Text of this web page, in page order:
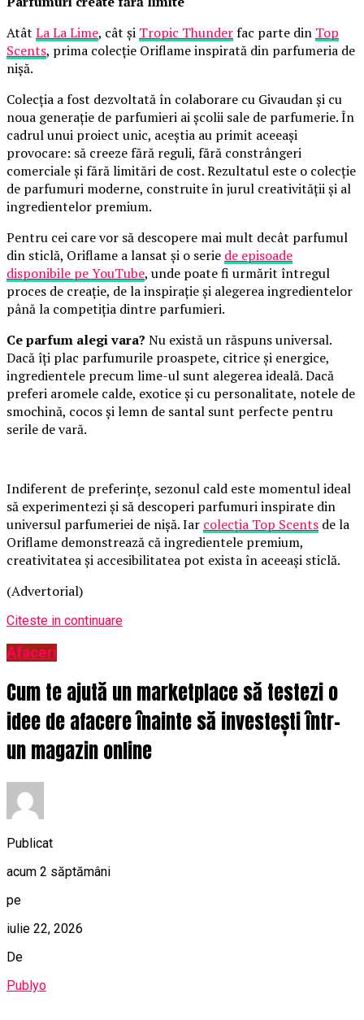
Atât La La Lime, cât și Tropic Thunderfac parte din Top
Scents, prima colecție Oriflame inspirată din parfumeria de
nișă.
Colecția a fost dezvoltată în colaborare cu Givaudan și cu
noua generație de parfumieri ai școlii sale de parfumerie. În
cadrul unui proiect unic, aceștia au primit aceeași
provocare: să creeze fără reguli, fără constrângeri
comerciale și fără limitări de cost. Rezultatul este o colecție
de parfumuri moderne, construite în jurul creativității și al
ingredientelor premium.
Pentru cei care vor să descopere mai mult decât parfumul
din sticlă, Oriflame a lansat și o serie de episoade
disponibile pe YouTube, unde poate fi urmărit întregul
proces de creație, de la inspirație și alegerea ingredientelor
până la competiția dintre parfumieri.
Ce parfum alegi vara? Nu există un răspuns universal.
Dacă îți plac parfumurile proaspete, citrice și energice,
ingredientele precum lime-ul sunt alegerea ideală. Dacă
preferi aromele calde, exotice și cu personalitate, notele de
smochină, cocos și lemn de santal sunt perfecte pentru
serile de vară.
Indiferent de preferințe, sezonul cald este momentul ideal
să experimentezi și să descoperi parfumuri inspirate din
universul parfumeriei de nișă. Iar colecția Top Scents de la
Oriflame demonstrează că ingredientele premium,
creativitatea și accesibilitatea pot exista în aceeași sticlă.
(Advertorial)
Citeste in continuare
Afaceri
Cum te ajută un marketplace să testezi o
idee de afacere înainte să investești într-
un magazin online
Publicat
acum 2 săptămâni
pe
iulie 22, 2026
De
Publyo